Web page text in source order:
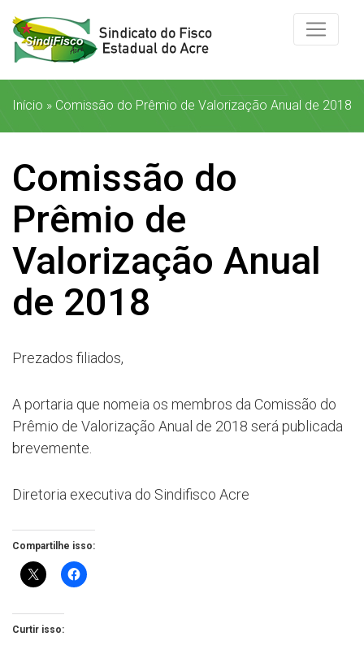
Início » Comissão do Prêmio de Valorização Anual de 2018
Comissão do
Prêmio de
Valorização Anual
de 2018
Prezados filiados,
A portaria que nomeia os membros da Comissão do
Prêmio de Valorização Anual de 2018 será publicada
brevemente.
Diretoria executiva do Sindifisco Acre
Compartilhe isso:
Curtir isso: